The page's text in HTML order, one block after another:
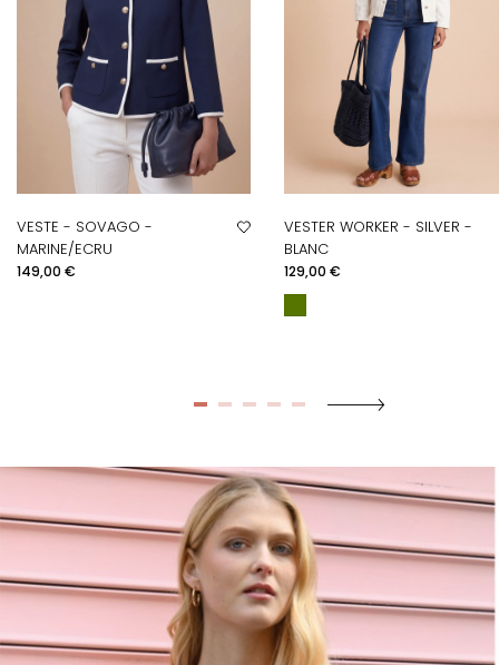
VESTE - SOVAGO -
MARINE/ECRU
Prix
149,00 €
VESTER WORKER - SILVER -
BLANC
Prix
129,00 €